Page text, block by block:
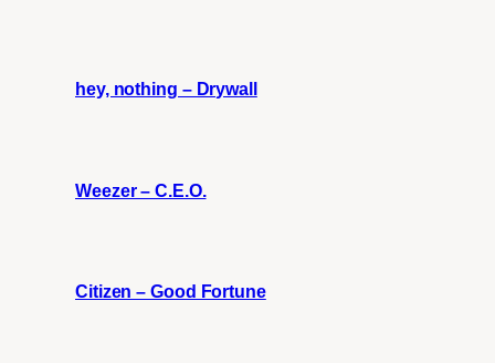
hey, nothing – Drywall
Weezer – C.E.O.
Citizen – Good Fortune